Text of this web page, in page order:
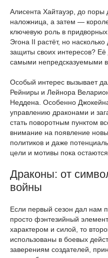
Алисента Хайтауэр, до поры
наложница, а затем —
ключевую роль в
Эгона II растёт, но
защиты своих интересов? Её
самыми непредсказуемыми в
Особый интерес вызывает
Рейниры и Лейнора
Неддена. Особенно
управлению драконами и
стать поворотным пунктом
внимание на появление
политиков и даже
цели и мотивы пока
Драконы: от
войны
Если первый сезон дал нам
просто фэнтезийный
характером и силой, то
использованы в боевых
заверениям создателей,